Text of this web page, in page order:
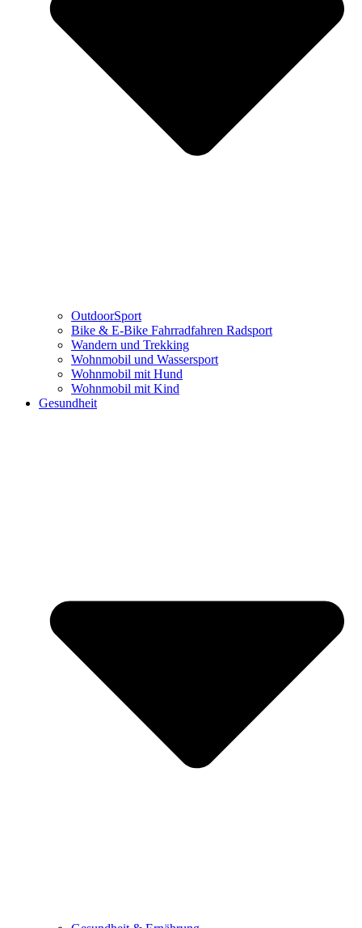
OutdoorSport
Bike & E-Bike Fahrradfahren Radsport
Wandern und Trekking
Wohnmobil und Wassersport
Wohnmobil mit Hund
Wohnmobil mit Kind
Gesundheit